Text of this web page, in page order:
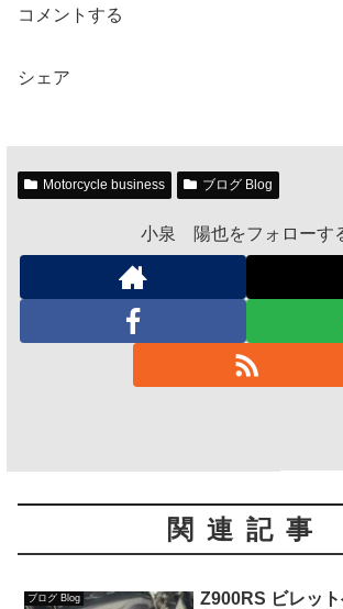
コメントする
シェア
Motorcycle business ブログ Blog
小泉 陽也をフォローす
関連記事
ブログ Blog
Z900RS ビレッ